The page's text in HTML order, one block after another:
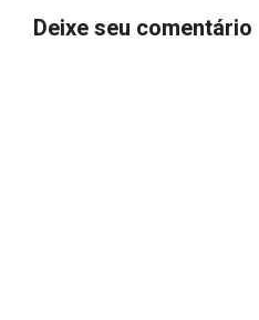
Deixe seu comentário